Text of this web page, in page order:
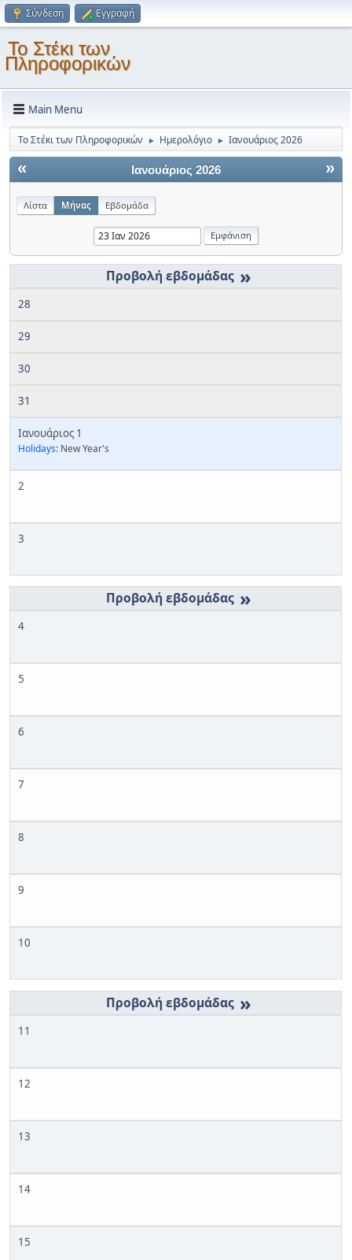
Σύνδεση Εγγραφή
Το Στέκι των
Πληροφορικών
Main Menu
Το Στέκι των Πληροφορικών ► Ημερολόγιο ► Ιανουάριος 2026
« »
Ιανουάριος 2026
Λίστα Μήνας Εβδομάδα
»
28
29
30
31
Ιανουάριος 1
Holidays: New Year's
2
3
»
4
5
6
7
8
9
10
»
11
12
13
14
15